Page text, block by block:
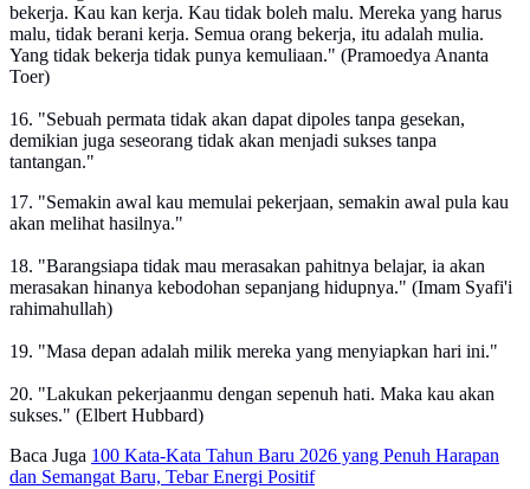
bekerja. Kau kan kerja. Kau tidak boleh malu. Mereka yang harus
malu, tidak berani kerja. Semua orang bekerja, itu adalah mulia.
Yang tidak bekerja tidak punya kemuliaan." (Pramoedya Ananta
Toer)
16. "Sebuah permata tidak akan dapat dipoles tanpa gesekan,
demikian juga seseorang tidak akan menjadi sukses tanpa
tantangan."
17. "Semakin awal kau memulai pekerjaan, semakin awal pula kau
akan melihat hasilnya."
18. "Barangsiapa tidak mau merasakan pahitnya belajar, ia akan
merasakan hinanya kebodohan sepanjang hidupnya." (Imam Syafi'i
rahimahullah)
19. "Masa depan adalah milik mereka yang menyiapkan hari ini."
20. "Lakukan pekerjaanmu dengan sepenuh hati. Maka kau akan
sukses." (Elbert Hubbard)
Baca Juga 100 Kata-Kata Tahun Baru 2026 yang Penuh Harapan
dan Semangat Baru, Tebar Energi Positif